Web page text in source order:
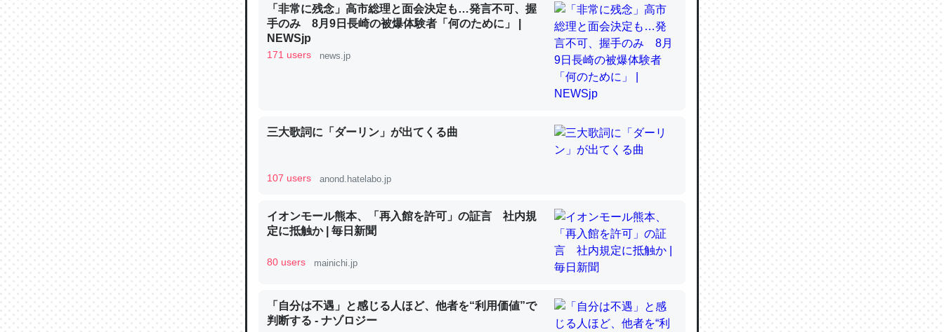
の600分の1程度。
─ニュース :: 【研究発表】昆虫学の大問題＝「昆虫はなぜ海にいないのか」に関する新仮説
は」とあって面白い。海にいる鋏角類（カブトガニ・ウミグモ）はカルシウムを使わずキ
─ニュース :: 【研究発表】昆虫学の大問題＝「昆虫はなぜ海にいないのか」に関する新仮説
これを元に考えるとカルシウムを大量に使う脊椎動物と貝類は苦労してるんだな…。腹足
─ニュース :: 【研究発表】昆虫学の大問題＝「昆虫はなぜ海にいないのか」に関する新仮説
「非常に残念」高市総理と面会決定も…発言不可、握
手のみ 8月9日長崎の被爆体験者「何のために」 |
NEWSjp
171 users news.jp
三大歌詞に「ダーリン」が出てくる曲
107 users anond.hatelabo.jp
イオンモール熊本、「再入館を許可」の証言 社内規
定に抵触か | 毎日新聞
80 users mainichi.jp
「自分は不遇」と感じる人ほど、他者を“利用価値”で
判断する - ナゾロジー